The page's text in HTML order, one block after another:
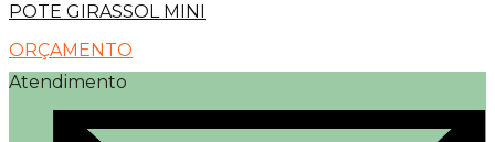
POTE GIRASSOL MINI
ORÇAMENTO
Atendimento